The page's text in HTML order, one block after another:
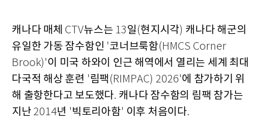
캐나다 매체 CTV뉴스는 13일 (현지시각) 캐나다 해군의
유일한 가동 잠수함인 '코너브룩함(HMCS Corner
Brook)'이 미국 하와이 인근 해역에서 열리는 세계 최대
다국적 해상 훈련 '림팩 (RIMPAC) 2026'에 참가하기 위
해 출항한다고 보도했다. 캐나다 잠수함의 림팩 참가는
지난 2014년 '빅토리아함' 이후 처음이다.